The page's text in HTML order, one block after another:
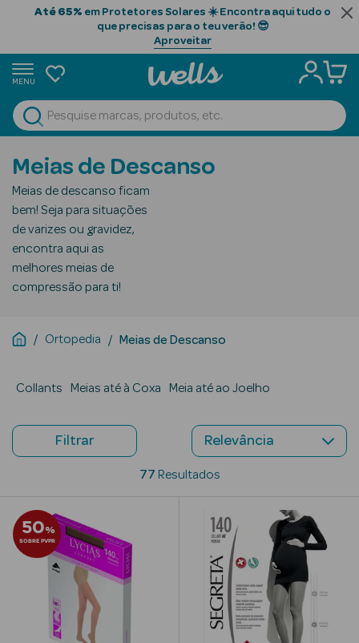
Até 65% em Protetores Solares ☀️ Encontra aqui tudo o
que precisas para o teu verão! 😎
Aproveitar
MENU
Ver Tudo
Beauty Season
Cabelo
Profissional
Beauty Season
Cosmética
Beauty Season
Cabelo
Beauty Season
Maquilhagem
Luxo
Beauty Season
Nutricosmética
Meias de Descanso
Meias de descanso ficam
bem! Seja para situações
de varizes ou gravidez,
encontra aqui as
melhores meias de
compressão para ti!
Ortopedia Meias de Descanso
Collants Meias até à Coxa Meia até ao Joelho
Filtrar
77 Resultados
50%
SOBRE PVPR